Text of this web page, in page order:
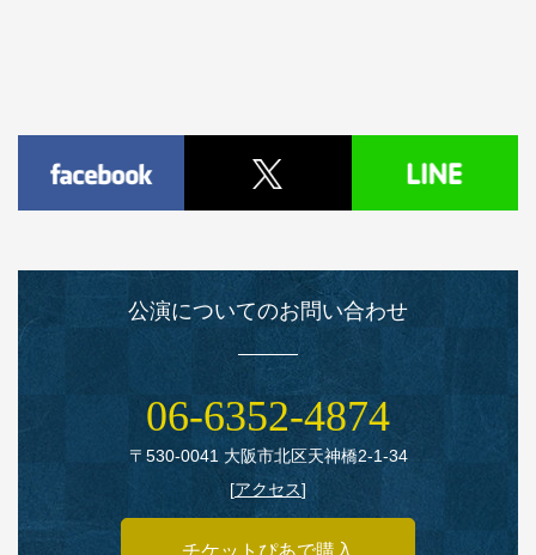
公演についてのお問い合わせ
06‑6352‑4874
〒530‑0041 大阪市北区天神橋2‑1‑34
[アクセス]
チケットぴあで購入